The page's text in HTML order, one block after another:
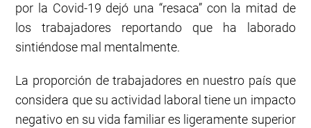
por la Covid-19 dejó una “resaca” con la mitad de
los trabajadores reportando que ha laborado
sintiéndose mal mentalmente.
La proporción de trabajadores en nuestro país que
considera que su actividad laboral tiene un impacto
negativo en su vida familiar es ligeramente superior